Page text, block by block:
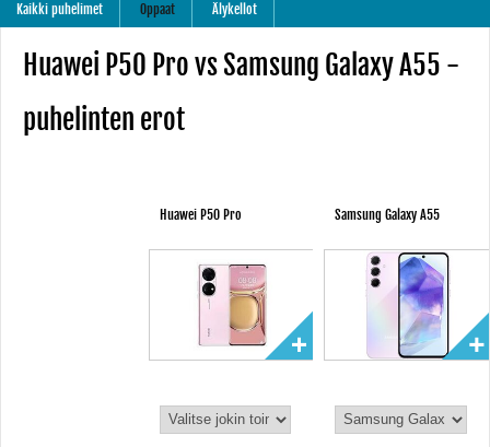
Kaikki puhelimet Oppaat Älykellot
Huawei P50 Pro vs Samsung Galaxy A55 -
puhelinten erot
Huawei P50 Pro Samsung Galaxy A55